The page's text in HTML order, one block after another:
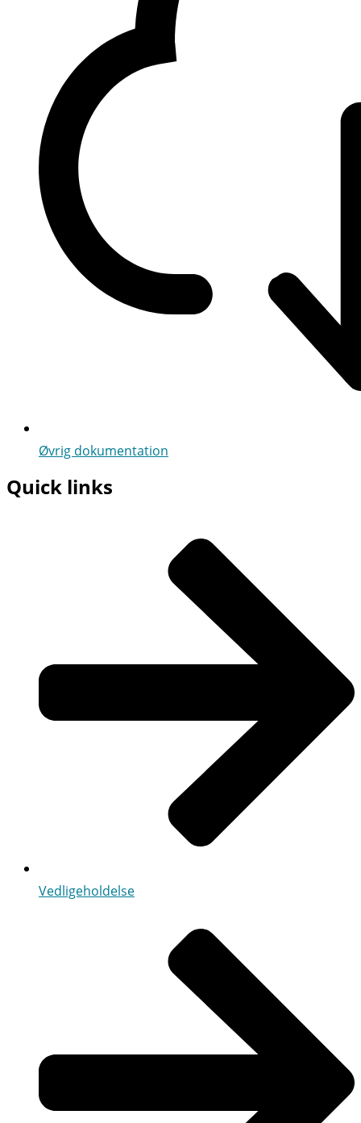
Øvrig dokumentation
Quick links
Vedligeholdelse